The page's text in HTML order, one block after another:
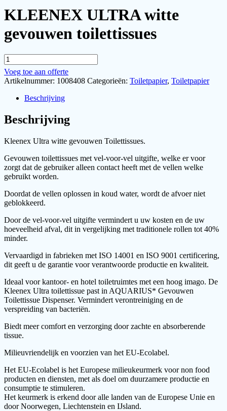
KLEENEX ULTRA witte
gevouwen toilettissues
KLEENEX
ULTRA
witte
gevouwen
toilettissues
Voeg toe aan offerte
Artikelnummer: 1008408 Categorieën: Toiletpapier, Toiletpapier
Beschrijving
Beschrijving
Kleenex Ultra witte gevouwen Toilettissues.
Gevouwen toilettissues met vel-voor-vel uitgifte, welke er voor
zorgt dat de gebruiker alleen contact heeft met de vellen welke
gebruikt worden.
Doordat de vellen oplossen in koud water, wordt de afvoer niet
geblokkeerd.
Door de vel-voor-vel uitgifte vermindert u uw kosten en de uw
hoeveelheid afval, dit in vergelijking met traditionele rollen tot 40%
minder.
Vervaardigd in fabrieken met ISO 14001 en ISO 9001 certificering,
dit geeft u de garantie voor verantwoorde productie en kwaliteit.
Ideaal voor kantoor- en hotel toiletruimtes met een hoog imago. De
Kleenex Ultra toilettissue past in AQUARIUS* Gevouwen
Toilettissue Dispenser. Vermindert verontreiniging en de
verspreiding van bacteriën.
Biedt meer comfort en verzorging door zachte en absorberende
tissue.
Milieuvriendelijk en voorzien van het EU-Ecolabel.
Het EU-Ecolabel is het Europese milieukeurmerk voor non food
producten en diensten, met als doel om duurzamere productie en
consumptie te stimuleren.
Het keurmerk is erkend door alle landen van de Europese Unie en
door Noorwegen, Liechtenstein en IJsland.